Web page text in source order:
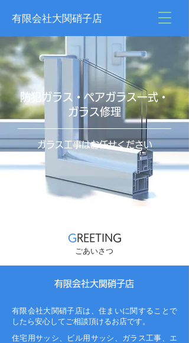
有限会社大関硝子店
防犯ガラス・ペアガラス一式・
ガラス修理
ガラス工事はお任せください
G REETING
ごあいさつ
有限会社大関硝子店
有限会社大関硝子店は、住まいに関することで
したら安心してご相談頂けるお店です。
住宅用サッシ、ビル用サッシ、ガラス工事、エ